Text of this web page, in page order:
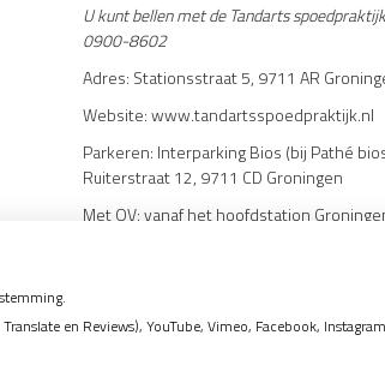
U kunt bellen met de Tandarts
0900-8602
Adres: Stationsstraat 5, 9711 AR
Website: www.tandartsspoedpraktijk.nl
Parkeren: Interparking Bios (bij Pathé
Ruiterstraat 12, 9711 CD Groningen
Met OV: vanaf het hoofdstation
en Reviews), YouTube, Vimeo, Facebook,